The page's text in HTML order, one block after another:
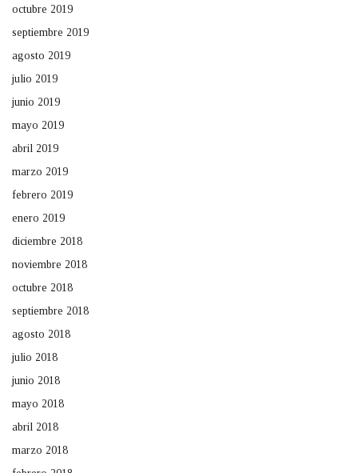
octubre 2019
septiembre 2019
agosto 2019
julio 2019
junio 2019
mayo 2019
abril 2019
marzo 2019
febrero 2019
enero 2019
diciembre 2018
noviembre 2018
octubre 2018
septiembre 2018
agosto 2018
julio 2018
junio 2018
mayo 2018
abril 2018
marzo 2018